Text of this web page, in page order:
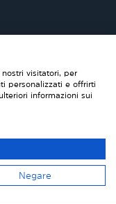
per te e su
devi tagliare o
parasole
vestibilità
visitatori, per
personalizzati e offrirti
informazioni sui
Negare